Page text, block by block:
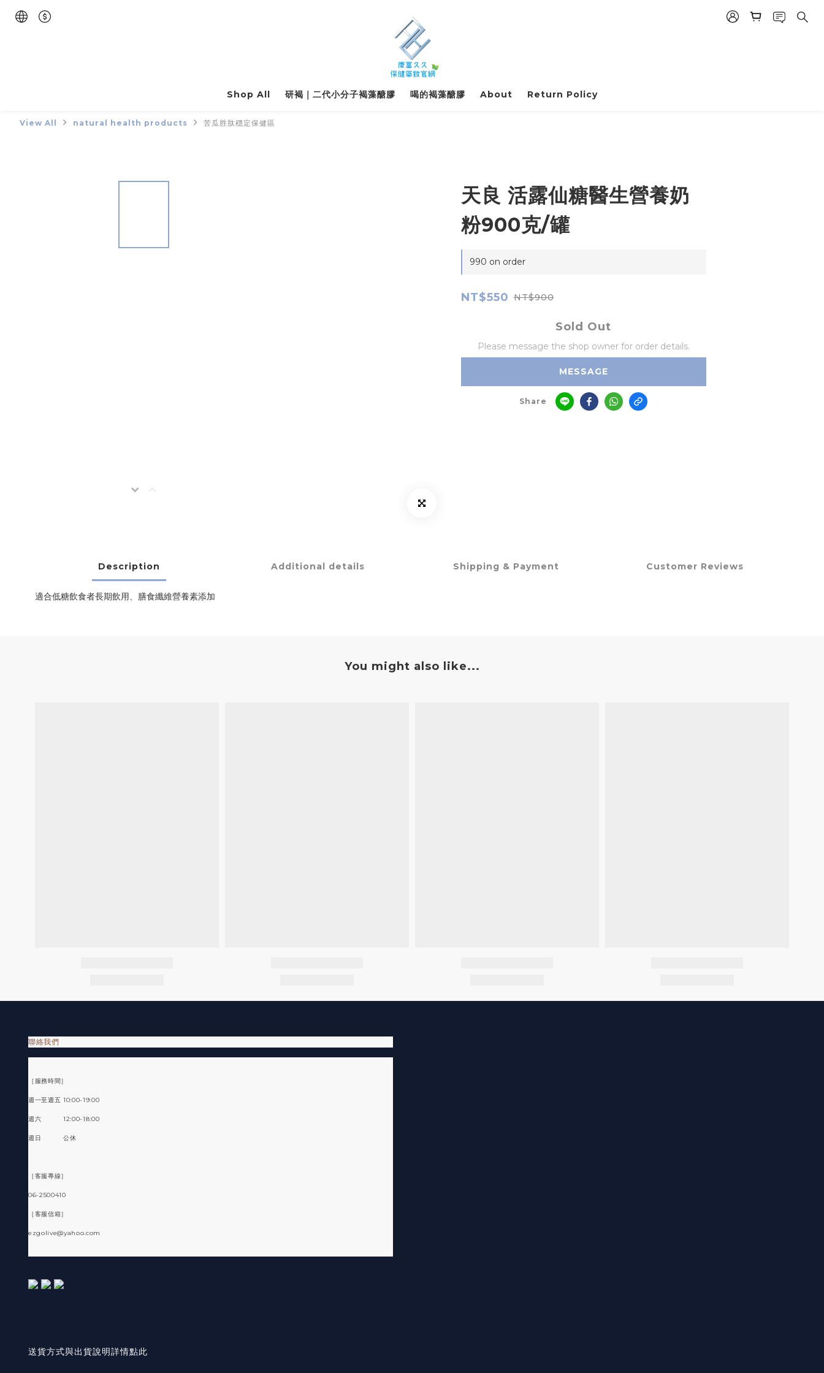
Shop All 研褐｜二代小分子褐藻醣膠 喝的褐藻醣膠 About Return Policy
View All natural health products 苦瓜胜肽穩定保健區
天良 活露仙糖醫生營養奶
粉900克/罐
990 on order
NT$550 NT$900
Sold Out
Please message the shop owner for order details.
MESSAGE
Share
Description Additional details Shipping & Payment Customer Reviews
適合低糖飲食者長期飲用、膳食纖維營養素添加
You might also like...
聯絡我們
［服務時間］
週一至週五 10:00-19:00
週六 12:00-18:00
週日 公休
［客服專線］
06-2500410
［客服信箱］
ezgolive@yahoo.com
送貨方式與出貨說明詳情點此